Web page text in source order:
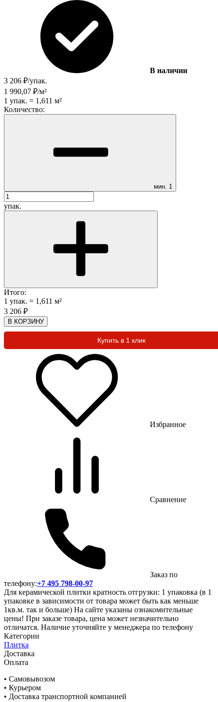
В наличии
3 206 ₽/упак.
1 990,07 ₽/м²
1 упак. = 1,611 м²
Количество:
мин. 1
упак.
Итого:
1 упак. = 1,611 м²
3 206 ₽
В КОРЗИНУ
Купить в 1 клик
Избранное
Сравнение
Заказ по
телефону:+7 495 798-00-97
Для керамической плитки кратность отгрузки: 1 упаковка (в 1
упаковке в зависимости от товара может быть как меньше
1кв.м. так и больше) На сайте указаны ознакомительные
цены! При заказе товара, цена может незначительно
отличатся. Наличие уточняйте у менеджера по телефону
Категории
Плитка
Доставка
Оплата
• Самовывозом
• Курьером
• Доставка транспортной компанией